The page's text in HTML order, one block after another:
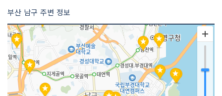
부산 남구 주변 정보